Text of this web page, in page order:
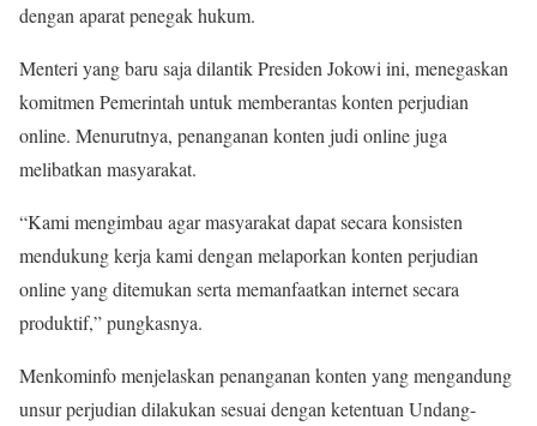
dengan aparat penegak hukum.
Menteri yang baru saja dilantik Presiden Jokowi ini, menegaskan
komitmen Pemerintah untuk memberantas konten perjudian
online. Menurutnya, penanganan konten judi online juga
melibatkan masyarakat.
“Kami mengimbau agar masyarakat dapat secara konsisten
mendukung kerja kami dengan melaporkan konten perjudian
online yang ditemukan serta memanfaatkan internet secara
produktif,” pungkasnya.
Menkominfo menjelaskan penanganan konten yang mengandung
unsur perjudian dilakukan sesuai dengan ketentuan Undang-